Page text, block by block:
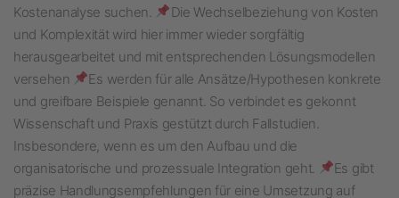
Kostenanalyse suchen.
Die Wechselbeziehung von Kosten
und Komplexität wird hier immer wieder sorgfältig
herausgearbeitet und mit entsprechenden Lösungsmodellen
versehen
Es werden für alle Ansätze/Hypothesen konkrete
und greifbare Beispiele genannt. So verbindet es gekonnt
Wissenschaft und Praxis gestützt durch Fallstudien.
Insbesondere, wenn es um den Aufbau und die
organisatorische und prozessuale Integration geht.
Es gibt
präzise Handlungsempfehlungen für eine Umsetzung auf